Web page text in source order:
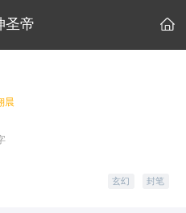
圣帝 
晨
玄幻 封笔